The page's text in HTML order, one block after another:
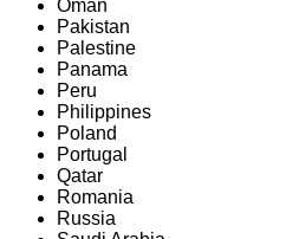
Oman
Pakistan
Palestine
Panama
Peru
Philippines
Poland
Portugal
Qatar
Romania
Russia